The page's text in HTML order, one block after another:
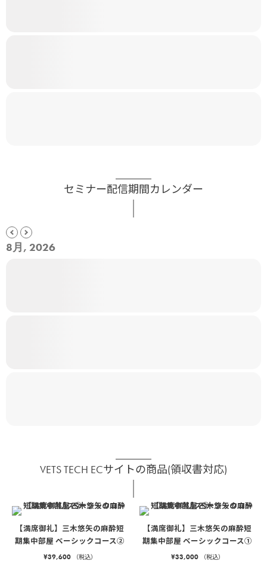
セミナー配信期間カレンダー
8月, 2026
VETS TECH ECサイトの商品(領収書対応)
【満席御礼】三木悠矢の麻酔短
期集中部屋 ベーシックコース②
¥39,600 （税込）
【満席御礼】三木悠矢の麻酔短
期集中部屋 ベーシックコース①
¥33,000 （税込）